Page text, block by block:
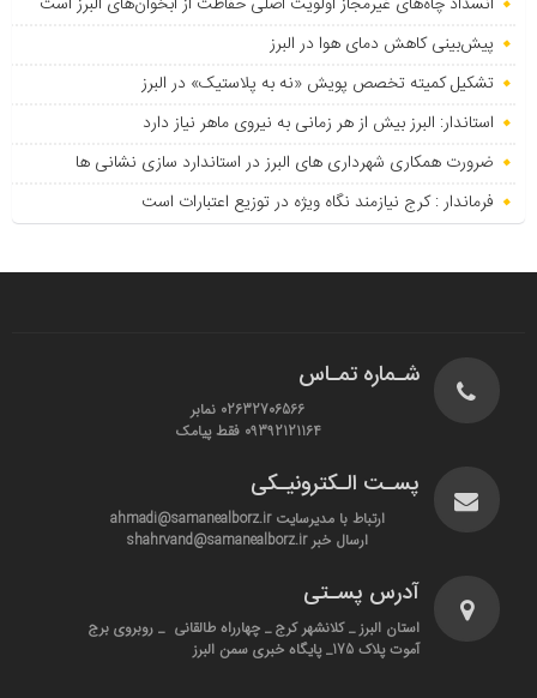
پیش‌بینی کاهش دمای هوا در البرز
تشکیل کمیته تخصص پویش «نه به پلاستیک» در البرز
استاندار: البرز بیش از هر زمانی به نیروی ماهر نیاز دارد
ضرورت همکاری شهرداری های البرز در استاندارد سازی نشانی ها
فرماندار : کرج نیازمند نگاه ویژه در توزیع اعتبارات است
شـماره تمـاس
02632706566 نمابر
09392121164 فقط پیامک
پسـت الـکترونیـکی
ارتباط با مدیرسایت ahmadi@samanealborz.ir
ارسال خبر shahrvand@samanealborz.ir
آدرس پسـتی
استان البرز _ کلانشهر کرج _ چهارراه طالقانی _ روبروی برج
آموت پلاک 175_ پایگاه خبری سمن البرز